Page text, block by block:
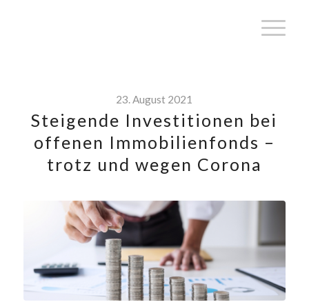
23. August 2021
Steigende Investitionen bei
offenen Immobilienfonds –
trotz und wegen Corona